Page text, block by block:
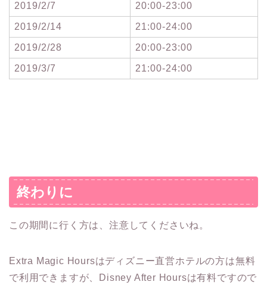
2019/2/7 20:00-23:00
2019/2/14 21:00-24:00
2019/2/28 20:00-23:00
2019/3/7 21:00-24:00
終わりに
この期間に行く方は、注意してくださいね。
Extra Magic Hoursはディズニー直営ホテルの方は無料
で利用できますが、Disney After Hoursは有料ですので